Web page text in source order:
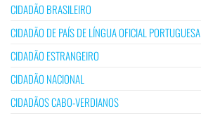
CIDADÃO BRASILEIRO
CIDADÃO DE PAÍS DE LÍNGUA OFICIAL PORTUGUESA
CIDADÃO ESTRANGEIRO
CIDADÃO NACIONAL
CIDADÃOS CABO-VERDIANOS